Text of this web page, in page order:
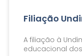
Filiação
A filiação à
educacional